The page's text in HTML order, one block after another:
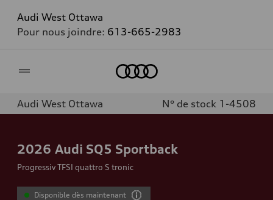
Audi West Ottawa
Pour nous joindre: 613-665-2983
Audi West Ottawa N° de stock 1-4508
2026 Audi SQ5 Sportback
Progressiv TFSI quattro S tronic
Disponible dès maintenant